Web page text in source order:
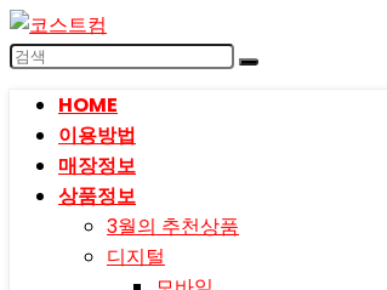
HOME
이용방법
매장정보
상품정보
3월의 추천상품
디지털